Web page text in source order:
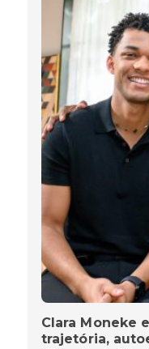
Clara Moneke
trajetória,